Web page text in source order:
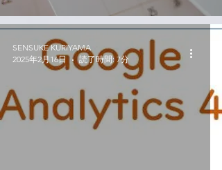
SENSUKE KURIYAMA
2025年2月16日
読了時間: 7分